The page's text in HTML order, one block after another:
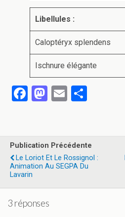
Libellules :
Caloptéryx splendens
Ischnure élégante
F
b
o
o
k
M
o
d
o
n
E
g
er
Publication Précédente
Le Loriot Et Le Rossignol :
Animation Au SEGPA Du
Lavarin
3 réponses